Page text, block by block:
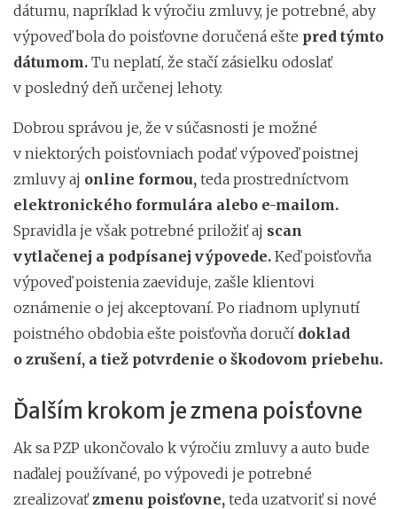
dátumu, napríklad k výročiu zmluvy, je potrebné, aby
výpoveď bola do poisťovne doručená ešte pred týmto
dátumom. Tu neplatí, že stačí zásielku odoslať
v posledný deň určenej lehoty.
Dobrou správou je, že v súčasnosti je možné
v niektorých poisťovniach podať výpoveď poistnej
zmluvy aj online formou, teda prostredníctvom
elektronického formulára alebo e-mailom.
Spravidla je však potrebné priložiť aj scan
vytlačenej a podpísanej výpovede. Keď poisťovňa
výpoveď poistenia zaeviduje, zašle klientovi
oznámenie o jej akceptovaní. Po riadnom uplynutí
poistného obdobia ešte poisťovňa doručí doklad
o zrušení, a tiež potvrdenie o škodovom priebehu.
Ďalším krokom je zmena poisťovne
Ak sa PZP ukončovalo k výročiu zmluvy a auto bude
naďalej používané, po výpovedi je potrebné
zrealizovaťzmenu poisťovne, teda uzatvoriť si nové